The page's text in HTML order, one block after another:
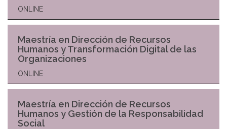
ONLINE
Maestría en Dirección de Recursos
Humanos y Transformación Digital de las
Organizaciones
ONLINE
Maestría en Dirección de Recursos
Humanos y Gestión de la Responsabilidad
Social